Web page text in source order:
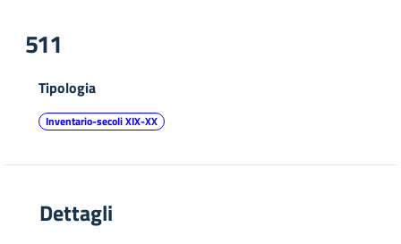
511
Tipologia
Inventario-secoli XIX-XX
Dettagli